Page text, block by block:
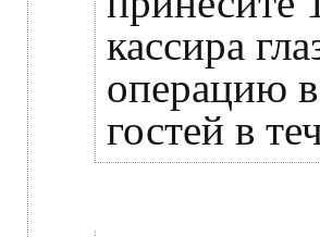
кассира
операцию
гостей в